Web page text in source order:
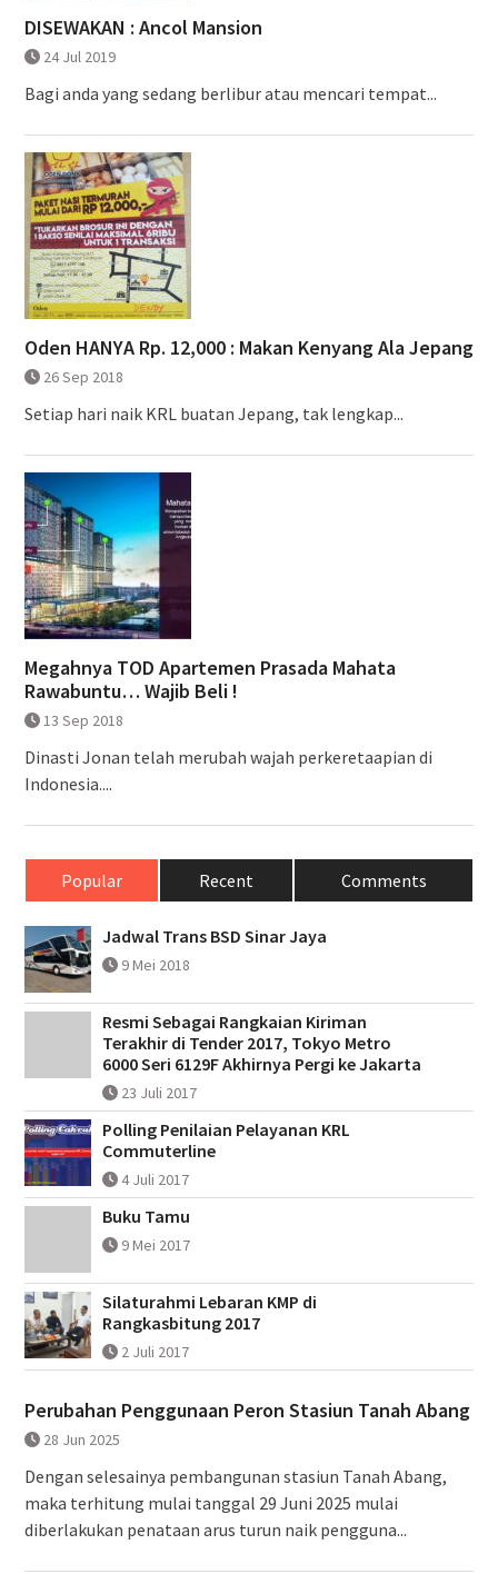
DISEWAKAN : Ancol Mansion
24 Jul 2019
Bagi anda yang sedang berlibur atau mencari tempat...
Oden HANYA Rp. 12,000 : Makan Kenyang Ala Jepang
26 Sep 2018
Setiap hari naik KRL buatan Jepang, tak lengkap...
Megahnya TOD Apartemen Prasada Mahata
Rawabuntu… Wajib Beli !
13 Sep 2018
Dinasti Jonan telah merubah wajah perkeretaapian di
Indonesia....
Popular Recent Comments
Jadwal Trans BSD Sinar Jaya
9 Mei 2018
Resmi Sebagai Rangkaian Kiriman
Terakhir di Tender 2017, Tokyo Metro
6000 Seri 6129F Akhirnya Pergi ke Jakarta
23 Juli 2017
Polling Penilaian Pelayanan KRL
Commuterline
4 Juli 2017
Buku Tamu
9 Mei 2017
Silaturahmi Lebaran KMP di
Rangkasbitung 2017
2 Juli 2017
Perubahan Penggunaan Peron Stasiun Tanah Abang
28 Jun 2025
Dengan selesainya pembangunan stasiun Tanah Abang,
maka terhitung mulai tanggal 29 Juni 2025 mulai
diberlakukan penataan arus turun naik pengguna...